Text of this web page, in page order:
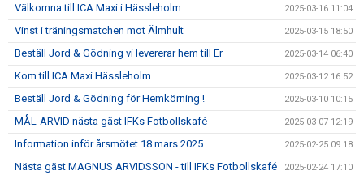
Välkomna till ICA Maxi i Hässleholm 2025-03-16 11:04
Vinst i träningsmatchen mot Älmhult 2025-03-15 18:50
Beställ Jord & Gödning vi levererar hem till Er 2025-03-14 06:40
Kom till ICA Maxi Hässleholm 2025-03-12 16:52
Beställ Jord & Gödning för Hemkörning ! 2025-03-10 10:15
MÅL-ARVID nästa gäst IFKs Fotbollskafé 2025-03-07 12:19
Information inför årsmötet 18 mars 2025 2025-02-25 09:18
Nästa gäst MAGNUS ARVIDSSON - till IFKs Fotbollskafé 2025-02-24 17:10